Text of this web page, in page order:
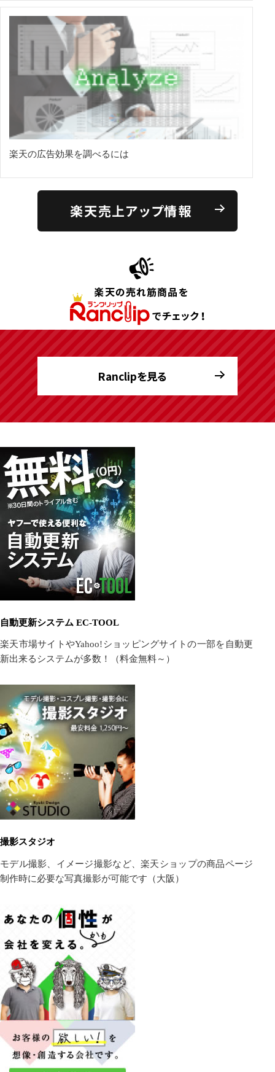
楽天の広告効果を調べるには
楽天売上アップ情報
Ranclipを見る
自動更新システム EC-TOOL
楽天市場サイトやYahoo!ショッピングサイトの一部を自動更
新出来るシステムが多数！（料金無料～）
撮影スタジオ
モデル撮影、イメージ撮影など、楽天ショップの商品ページ
制作時に必要な写真撮影が可能です（大阪）